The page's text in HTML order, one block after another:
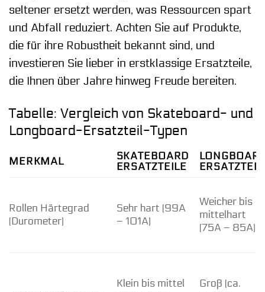
seltener ersetzt werden, was Ressourcen spart
und Abfall reduziert. Achten Sie auf Produkte,
die für ihre Robustheit bekannt sind, und
investieren Sie lieber in erstklassige Ersatzteile,
die Ihnen über Jahre hinweg Freude bereiten.
Tabelle: Vergleich von Skateboard- und
Longboard-Ersatzteil-Typen
MERKMAL
SKATEBOARD
ERSATZTEILE
Rollen Härtegrad
(Durometer)
Sehr hart (99A
– 101A)
Weicher bis
mittelhart
(75A – 85A)
Klein bis mittel
Groß (ca.